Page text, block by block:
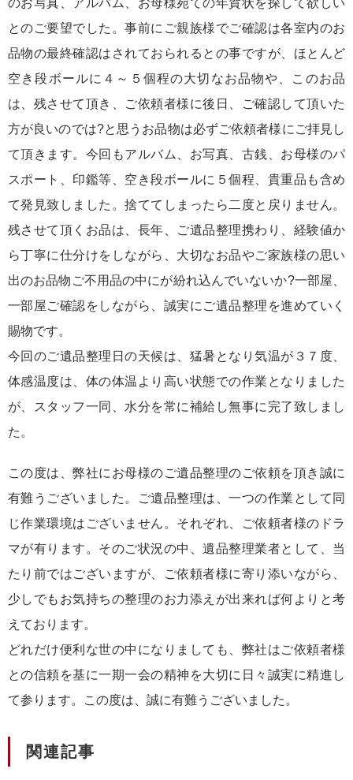
のお写真、アルバム、お母様宛ての年賀状を探して欲しい
とのご要望でした。事前にご親族様でご確認は各室内のお
品物の最終確認はされておられるとの事ですが、ほとんど
空き段ボールに４～５個程の大切なお品物や、このお品
は、残させて頂き、ご依頼者様に後日、ご確認して頂いた
方が良いのでは?と思うお品物は必ずご依頼者様にご拝見し
て頂きます。今回もアルバム、お写真、古銭、お母様のパ
スポート、印鑑等、空き段ボールに５個程、貴重品も含め
て発見致しました。捨ててしまったら二度と戻りません。
残させて頂くお品は、長年、ご遺品整理携わり、経験値か
ら丁寧に仕分けをしながら、大切なお品やご家族様の思い
出のお品物ご不用品の中にが紛れ込んでいないか?一部屋、
一部屋ご確認をしながら、誠実にご遺品整理を進めていく
賜物です。
今回のご遺品整理日の天候は、猛暑となり気温が３７度、
体感温度は、体の体温より高い状態での作業となりました
が、スタッフ一同、水分を常に補給し無事に完了致しまし
た。
この度は、弊社にお母様のご遺品整理のご依頼を頂き誠に
有難うございました。ご遺品整理は、一つの作業として同
じ作業環境はございません。それぞれ、ご依頼者様のドラ
マが有ります。そのご状況の中、遺品整理業者として、当
たり前ではございますが、ご依頼者様に寄り添いながら、
少しでもお気持ちの整理のお力添えが出来れば何よりと考
えております。
どれだけ便利な世の中になりましても、弊社はご依頼者様
との信頼を基に一期一会の精神を大切に日々誠実に精進し
て参ります。この度は、誠に有難うございました。
関連記事